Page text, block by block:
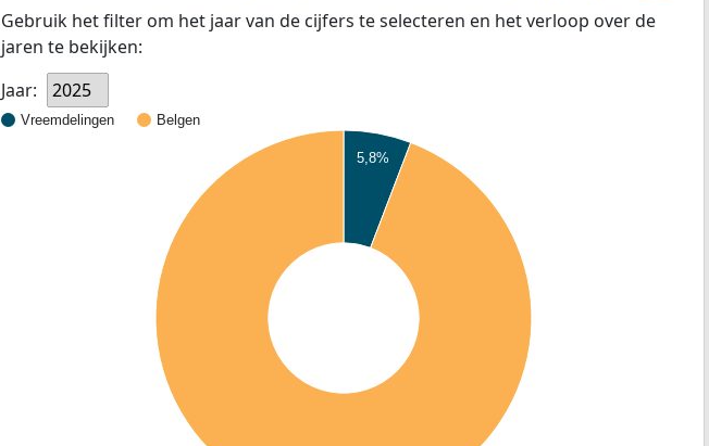
Gebruik het filter om het jaar van de cijfers te selecteren en het verloop over de
jaren te bekijken:
Jaar:
2025
Vreemdelingen Belgen
5,8%